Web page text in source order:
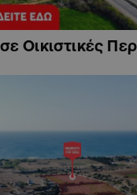
Οικιστικές